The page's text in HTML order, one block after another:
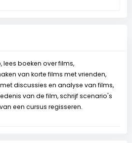
boeken over films,
van korte films met vrienden,
discussies en analyse van films,
van de film, schrijf scenario's
een cursus regisseren.